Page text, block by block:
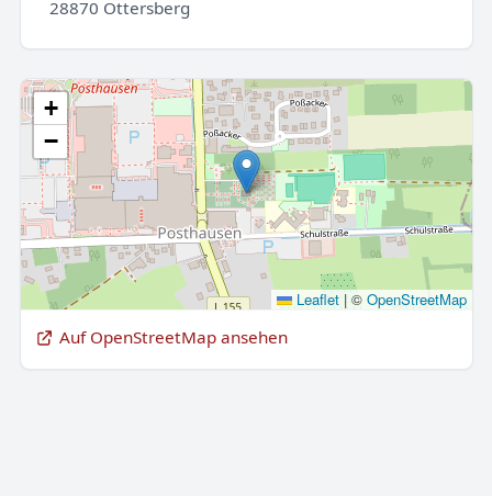
28870 Ottersberg
+
−
Leaflet |© OpenStreetMap
Auf OpenStreetMap ansehen